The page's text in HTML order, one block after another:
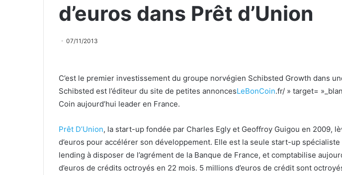
d’euros dans Prêt d’Union
07/11/2013
C’est le premier investissement du groupe norvégien Schibsted Growth dans
Schibsted est l’éditeur du site de petites annoncesLeBonCoin.fr/ » target=
Coin aujourd’hui leader en France.
Prêt D’Union, la start-up fondée par Charles Egly et Geoffroy Guigou en 2009,
d’euros pour accélérer son développement. Elle est la seule start-up
lending à disposer de l’agrément de la Banque de France, et comptabilise
d’euros de crédits octroyés en 22 mois. 5 millions d’euros de crédit sont